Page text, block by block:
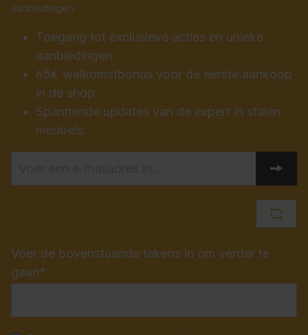
aanbiedingen.
Toegang tot exclusieve acties en unieke
aanbiedingen
65€ welkomstbonus voor de eerste aankoop
in de shop
Spannende updates van de expert in stalen
meubels.
Voer de bovenstaande tekens in om verder te
gaan*